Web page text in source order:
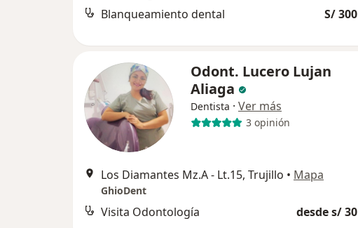
Blanqueamiento dental S/ 300
Odont. Lucero Lujan
Aliaga
Dentista · Ver más
3 opinión
Los Diamantes Mz.A - Lt.15, Trujillo • Mapa
GhioDent
Visita Odontología desde s/ 30